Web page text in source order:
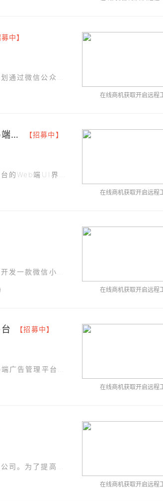
募中】
在线商机获取开启远程
### 甘肃教育科技有限公司综合服务平台Web端UI设计 【招募中】
在线商机获取开启远程
在线商机获取开启远程
【招募中】
在线商机获取开启远程
在线商机获取开启远程